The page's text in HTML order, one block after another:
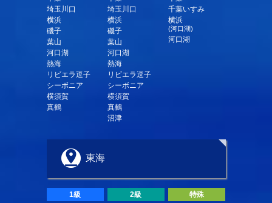
埼玉川口
横浜
磯子
葉山
河口湖
熱海
リビエラ逗子
シーボニア
横須賀
真鶴
埼玉川口
横浜
磯子
葉山
河口湖
熱海
リビエラ逗子
シーボニア
横須賀
真鶴
沼津
千葉いすみ
横浜
(河口湖)
河口湖
東海
1級
2級
特殊